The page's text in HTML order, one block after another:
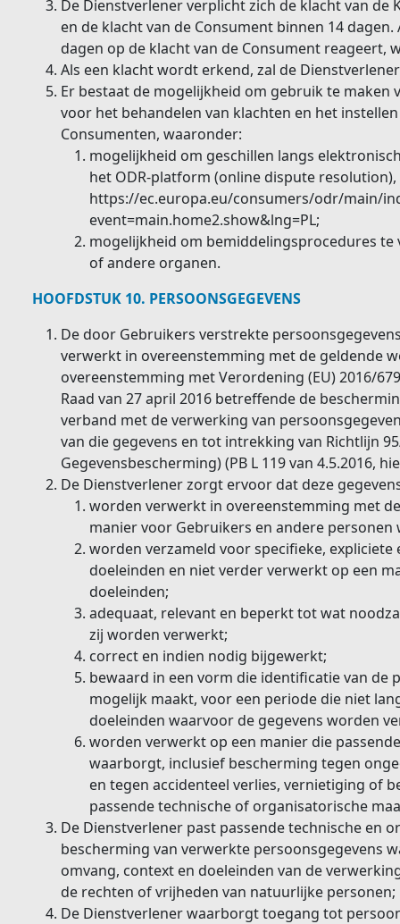
De Dienstverlener verplicht zich de klacht van de
en de klacht van de Consument binnen 14
dagen op de klacht van de Consument reageert,
Als een klacht wordt erkend, zal de
Er bestaat de mogelijkheid om gebruik te maken
voor het behandelen van klachten en het
Consumenten, waaronder:
mogelijkheid om geschillen langs
het ODR-platform (online dispute
https://ec.europa.eu/consumers/odr/main/
event=main.home2.show&lng=PL;
mogelijkheid om bemiddelingsprocedures
of andere organen.
HOOFDSTUK 10. PERSOONSGEGEVENS
De door Gebruikers verstrekte
verwerkt in overeenstemming met de geldende
overeenstemming met Verordening (EU) 2016/
Raad van 27 april 2016 betreffende de
verband met de verwerking van
van die gegevens en tot intrekking van Richtlijn
Gegevensbescherming) (PB L 119 van 4.5.2016,
De Dienstverlener zorgt ervoor dat deze
worden verwerkt in overeenstemming met
manier voor Gebruikers en andere
worden verzameld voor specifieke,
doeleinden en niet verder verwerkt op een
doeleinden;
adequaat, relevant en beperkt tot wat
zij worden verwerkt;
correct en indien nodig bijgewerkt;
bewaard in een vorm die identificatie van de
mogelijk maakt, voor een periode die niet
doeleinden waarvoor de gegevens worden
worden verwerkt op een manier die
waarborgt, inclusief bescherming tegen
en tegen accidenteel verlies, vernietiging of
passende technische of organisatorische
De Dienstverlener past passende technische en
bescherming van verwerkte persoonsgegevens
omvang, context en doeleinden van de
de rechten of vrijheden van natuurlijke personen;
De Dienstverlener waarborgt toegang tot